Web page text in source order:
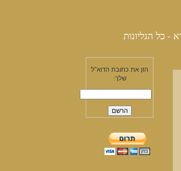
- כל הגליונות
הזן את כתובת הדוא"ל
שלך: